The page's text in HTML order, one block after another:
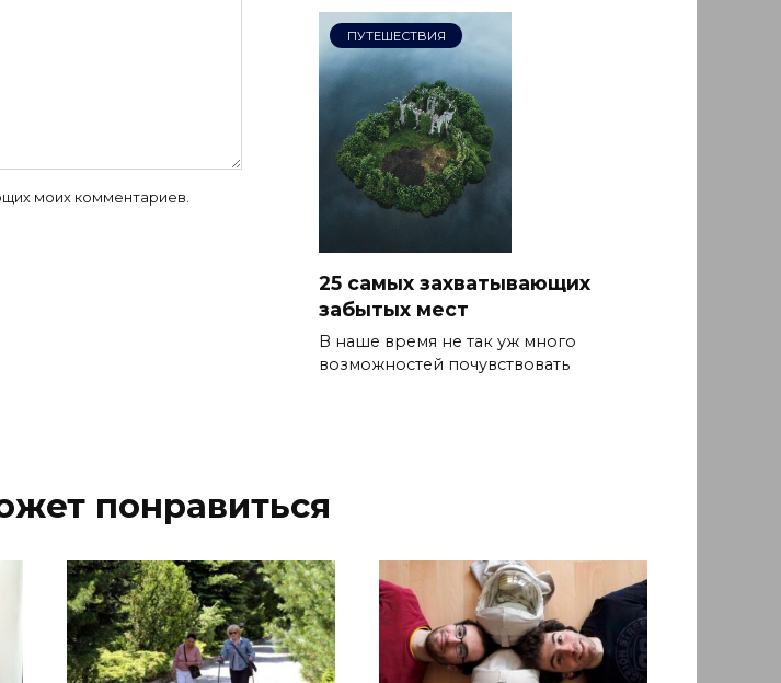
моих комментариев.
ПУТЕШЕСТВИЯ
25 самых захватывающих
забытых мест
В наше время не так уж много
возможностей почувствовать
понравиться